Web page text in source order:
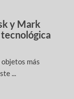
y Mark
más
...